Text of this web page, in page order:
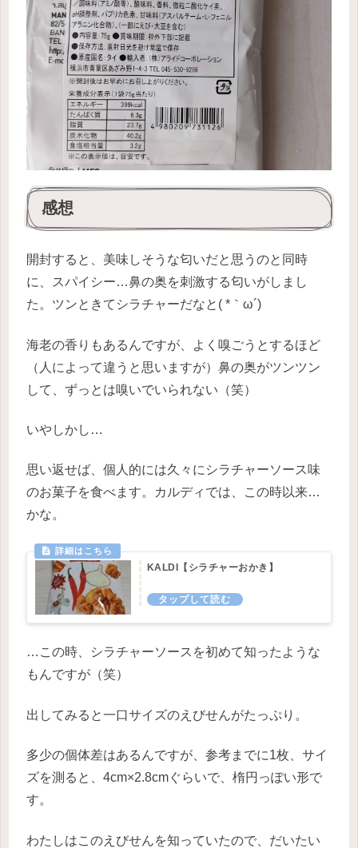
感想
開封すると、美味しそうな匂いだと思うのと同時
に、スパイシー…鼻の奥を刺激する匂いがしまし
た。ツンときてシラチャーだなと( *｀ω´)
海老の香りもあるんですが、よく嗅ごうとするほど
（人によって違うと思いますが）鼻の奥がツンツン
して、ずっとは嗅いでいられない（笑）
いやしかし…
思い返せば、個人的には久々にシラチャーソース味
のお菓子を食べます。カルディでは、この時以来…
かな。
KALDI【シラチャーおかき】
…この時、シラチャーソースを初めて知ったような
もんですが（笑）
出してみると一口サイズのえびせんがたっぷり。
多少の個体差はあるんですが、参考までに1枚、サイ
ズを測ると、4cm×2.8cmぐらいで、楕円っぽい形で
す。
わたしはこのえびせんを知っていたので、だいたい